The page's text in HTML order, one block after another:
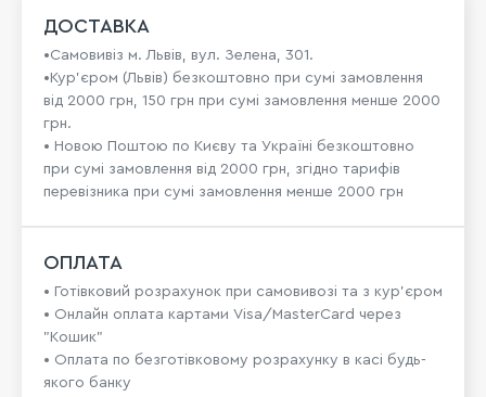
ДОСТАВКА
•Самовивіз м. Львів, вул. Зелена, 301.
•Кур'єром (Львів) безкоштовно при сумі замовлення
від 2000 грн, 150 грн при сумі замовлення менше 2000
грн.
• Новою Поштою по Києву та Україні безкоштовно
при сумі замовлення від 2000 грн, згідно тарифів
перевізника при сумі замовлення менше 2000 грн
ОПЛАТА
• Готівковий розрахунок при самовивозі та з кур’єром
• Онлайн оплата картами Visa/MasterCard через
"Кошик"
• Оплата по безготівковому розрахунку в касі будь-
якого банку